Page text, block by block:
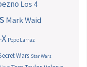
Los 4
Mark Waid
Pepe Larraz
Wars Star Wars